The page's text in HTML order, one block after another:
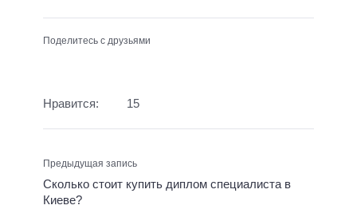
Поделитесь с друзьями
Нравится: 15
Предыдущая запись
Сколько стоит купить диплом специалиста в
Киеве?